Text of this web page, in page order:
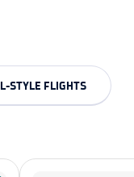
L-STYLE FLIGHTS